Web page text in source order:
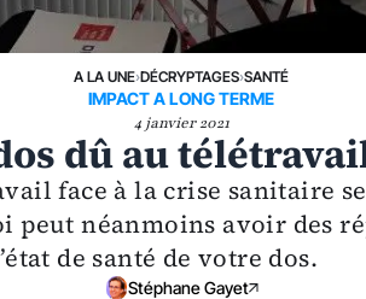
A LA UNE›DÉCRYPTAGES›SANTÉ
IMPACT A LONG TERME
4 janvier 2021
dû au
face à la crise sanitaire
peut néanmoins avoir des
de santé de votre dos.
Stéphane Gayet